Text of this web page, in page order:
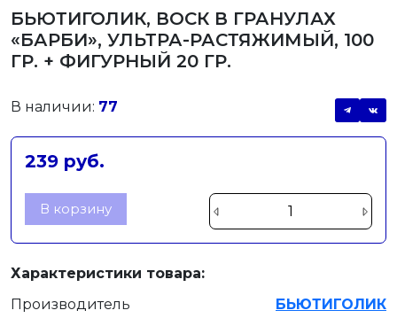
БЬЮТИГОЛИК, ВОСК В ГРАНУЛАХ
«БАРБИ», УЛЬТРА-РАСТЯЖИМЫЙ, 100
ГР. + ФИГУРНЫЙ 20 ГР.
В наличии: 77
239 руб.
В корзину
Характеристики товара:
Производитель
БЬЮТИГОЛИК